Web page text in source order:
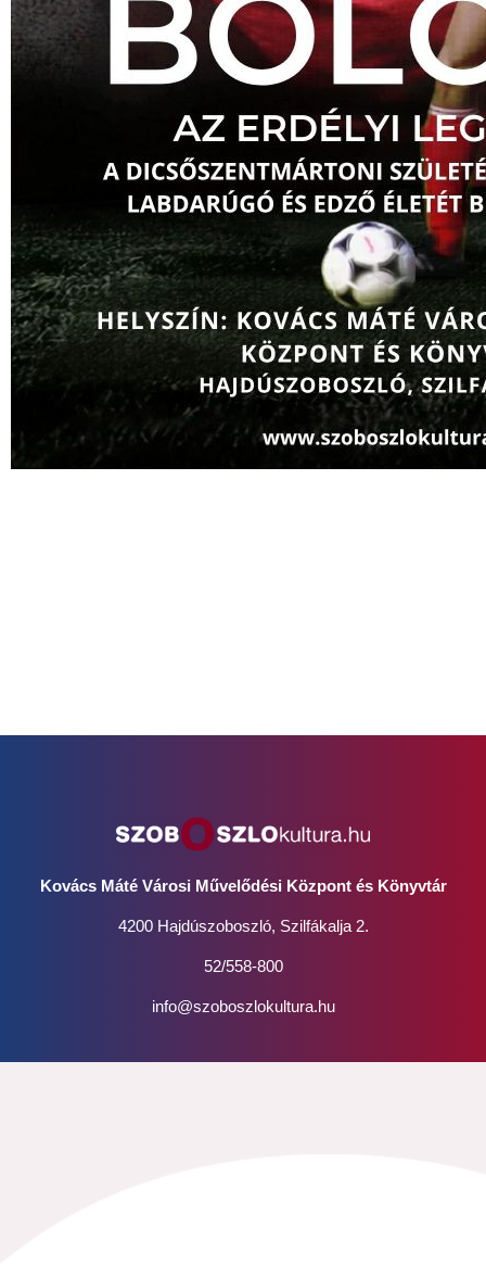
Kovács Máté Városi Művelődési Központ és Könyvtár
4200 Hajdúszoboszló, Szilfákalja 2.
52/558-800
info@szoboszlokultura.hu